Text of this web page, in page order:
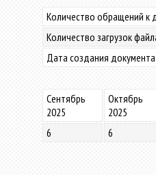
Количество обращений к
Количество загрузок
Дата создания документа
Сентябрь
2025
Октябрь
2025
6
6